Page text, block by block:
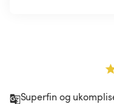
Superfin og